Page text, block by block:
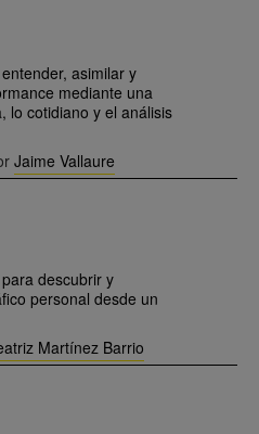
asimilar y
mediante una
lo cotidiano y el análisis
Jaime Vallaure
descubrir y
personal desde un
Martínez Barrio